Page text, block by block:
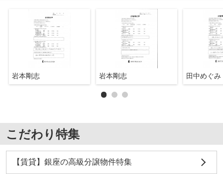
岩本剛志 岩本剛志 田中めぐみ
こだわり特集
【賃貸】銀座の高級分譲物件特集